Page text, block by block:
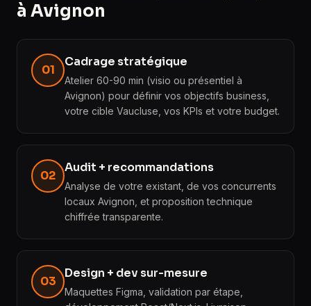
à Avignon
01
Cadrage stratégique
Atelier 60-90 min (visio ou présentiel à
Avignon) pour définir vos objectifs business,
votre cible Vaucluse, vos KPIs et votre budget.
02
Audit + recommandations
Analyse de votre existant, de vos concurrents
locaux Avignon, et proposition technique
chiffrée transparente.
03
Design + dev sur-mesure
Maquettes Figma, validation par étape,